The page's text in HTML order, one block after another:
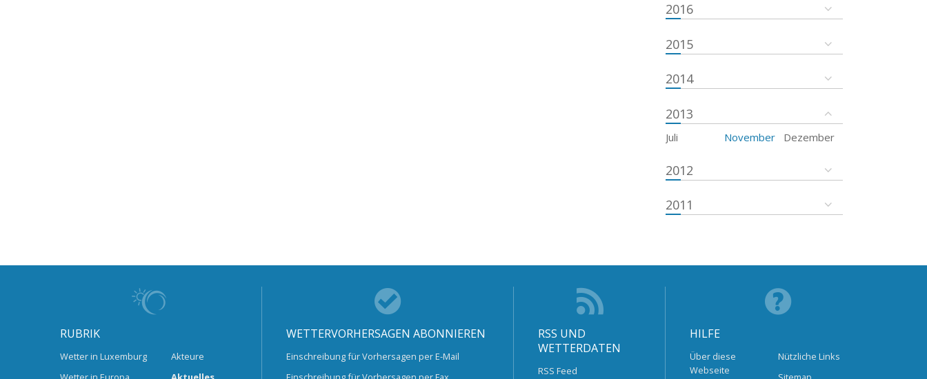
2016
2015
2014
2013
Juli November Dezember
2012
2011
RUBRIK
Wetter in Luxemburg
Akteure
WETTERVORHERSAGEN ABONNIEREN
Einschreibung für Vorhersagen per E-Mail
RSS UND
WETTERDATEN
RSS Feed
HILFE
Über diese
Webseite
Nützliche Links